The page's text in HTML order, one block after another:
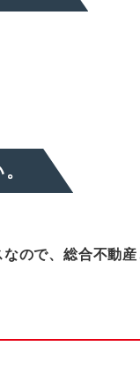
ので、総合不動